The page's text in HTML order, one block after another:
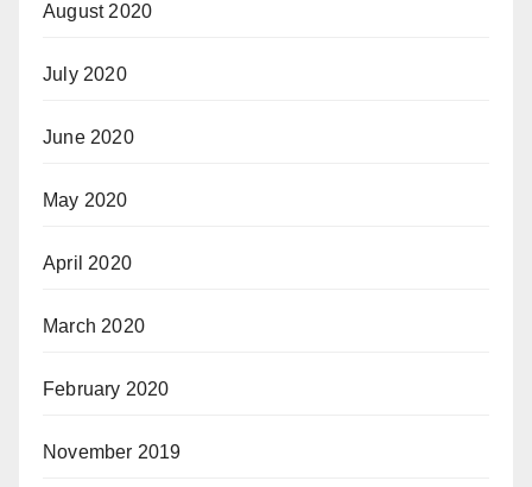
August 2020
July 2020
June 2020
May 2020
April 2020
March 2020
February 2020
November 2019